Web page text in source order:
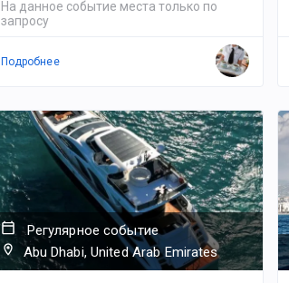
На данное событие места только по
запросу
Подробнее
Регулярное событие
Abu Dhabi, United Arab Emirates